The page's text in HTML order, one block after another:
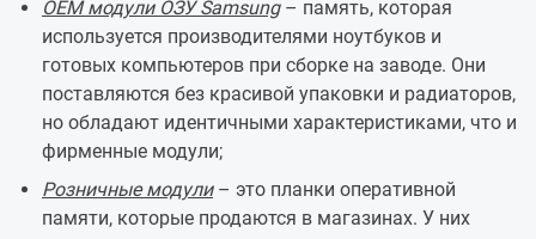
OEM модули ОЗУ Samsung– память, которая
используется производителями ноутбуков и
готовых компьютеров при сборке на заводе. Они
поставляются без красивой упаковки и радиаторов,
но обладают идентичными характеристиками, что и
фирменные модули;
Розничные модули– это планки оперативной
памяти, которые продаются в магазинах. У них